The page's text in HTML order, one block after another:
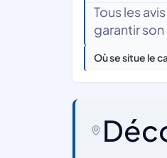
Tous les
garantir
Où se situe le